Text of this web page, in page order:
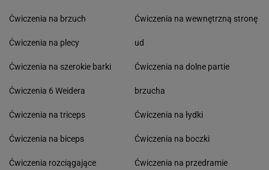
Ćwiczenia na brzuch
Ćwiczenia na plecy
Ćwiczenia na szerokie barki
Ćwiczenia 6 Weidera
Ćwiczenia na triceps
Ćwiczenia na biceps
Ćwiczenia rozciągające
Ćwiczenia na wewnętrzną stronę
ud
Ćwiczenia na dolne partie
brzucha
Ćwiczenia na łydki
Ćwiczenia na boczki
Ćwiczenia na przedramie